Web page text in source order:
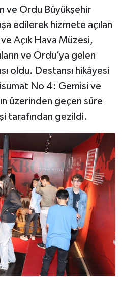
ve Ordu Büyükşehir
edilerek hizmete açılan
Açık Hava Müzesi,
ve Ordu’ya gelen
oldu. Destansı hikâyesi
No 4: Gemisi ve
üzerinden geçen süre
tarafından gezildi.